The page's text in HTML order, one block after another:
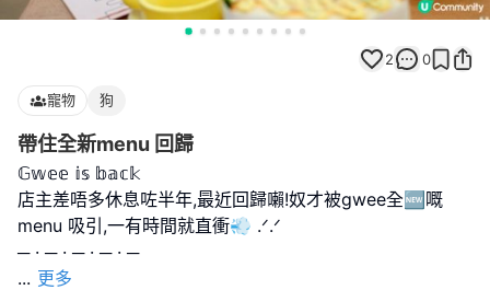
2 0
寵物 狗
帶住全新menu 回歸
𝔾𝕨𝕖𝕖 𝕚𝕤 𝕓𝕒𝕔𝕜
店主差唔多休息咗半年,最近回歸𡃤!奴才被gwee全🆕嘅
menu 吸引,一有時間就直衝💨 .ᐟ.ᐟ
... 更多